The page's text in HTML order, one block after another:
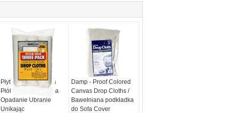
Płyta Poly Dywanika
Płótno Kaczka Płótna
Opadanie Ubranie
Unikając
Damp - Proof Colored
Canvas Drop Cloths /
Bawełniana podkładka
do Sofa Cover